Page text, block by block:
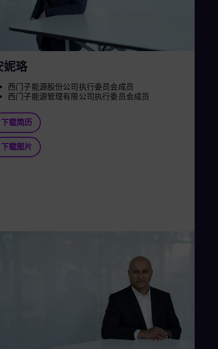
妮珞
西门子能源股份公司执行委员会成员
西门子能源管理有限公司执行委员会成员
下载简历
下载图片